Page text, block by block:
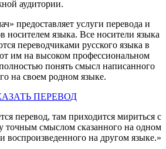
аудитории.
предоставляет услуги перевода и
носителем языка. Все носители языка
переводчиками русского языка в
им на высоком профессиональном
понять смысл написанного
на своем родном языке.
ПЕРЕВОД
перевод, там приходится мириться с
точным смыслом сказанного на одном
и воспроизведенного на другом языке.»